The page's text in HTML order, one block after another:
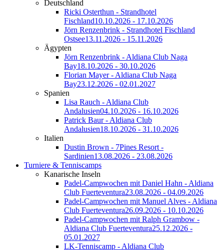
Deutschland
Ricki Osterthun - Strandhotel
Fischland10.10.2026 - 17.10.2026
Jörn Renzenbrink - Strandhotel Fischland
Ostsee13.11.2026 - 15.11.2026
Ägypten
Jörn Renzenbrink - Aldiana Club Naga
Bay18.10.2026 - 30.10.2026
Florian Mayer - Aldiana Club Naga
Bay23.12.2026 - 02.01.2027
Spanien
Lisa Rauch - Aldiana Club
Andalusien04.10.2026 - 16.10.2026
Patrick Baur - Aldiana Club
Andalusien18.10.2026 - 31.10.2026
Italien
Dustin Brown - 7Pines Resort -
Sardinien13.08.2026 - 23.08.2026
Turniere & Tenniscamps
Kanarische Inseln
Padel-Campwochen mit Daniel Hahn - Aldiana
Club Fuerteventura23.08.2026 - 04.09.2026
Padel-Campwochen mit Manuel Alves - Aldiana
Club Fuerteventura26.09.2026 - 10.10.2026
Padel-Campwochen mit Ralph Grambow -
Aldiana Club Fuerteventura25.12.2026 -
05.01.2027
LK-Tenniscamp - Aldiana Club